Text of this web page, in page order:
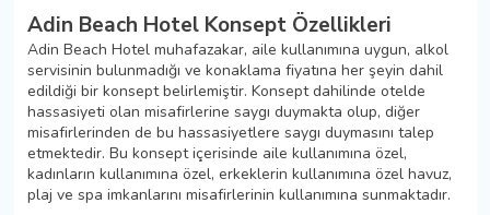
Adin Beach Hotel Konsept Özellikleri
Adin Beach Hotel muhafazakar, aile kullanımına uygun, alkol
servisinin bulunmadığı ve konaklama fiyatına her şeyin dahil
edildiği bir konsept belirlemiştir. Konsept dahilinde otelde
hassasiyeti olan misafirlerine saygı duymakta olup, diğer
misafirlerinden de bu hassasiyetlere saygı duymasını talep
etmektedir. Bu konsept içerisinde aile kullanımına özel,
kadınların kullanımına özel, erkeklerin kullanımına özel havuz,
plaj ve spa imkanlarını misafirlerinin kullanımına sunmaktadır.